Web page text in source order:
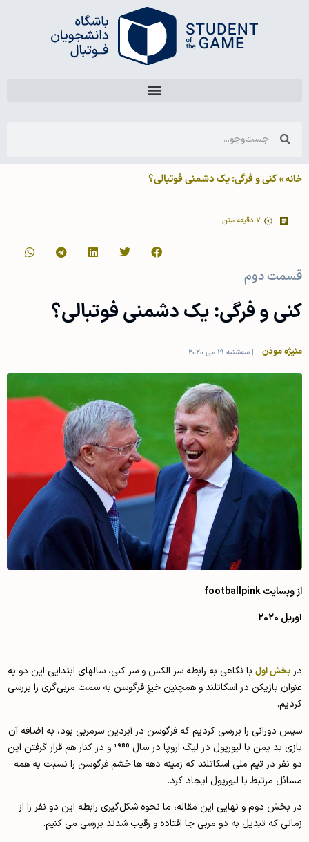
خانه»کنی و فرگی: یک دشمنی فوتبالی؟
7 دقیقه متن
قسمت دوم
کنی و فرگی: یک دشمنی فوتبالی؟
منیژه موذن | سه‌شنبه 19 می 2020
از وبسایتfootballpink
آوریل ۲۰۲۰
در بخش اول با نگاهی به رابطه سر الکس و سر کنی، سالهای ابتدایی این دو به
عنوان بازیکن در اسکاتلند و همچنین خیزِ فرگوسن به سمت مربی‌گری را بررسی
کردیم.
سپس دورانی را بررسی کردیم که فرگوسن در آبردین سرمربی بود، به اضافه آن
بازی بد یمن با لیورپول در لیگ اروپا در سال 1980 و در کنار هم قرار گرفتن این
دو نفر در تیم ملی اسکاتلند که زمینه دهه ها خشم فرگوسن را نسبت به همه
مسائل مرتبط با لیورپول ایجاد کرد.
در بخش دوم و نهایی این مقاله، ما نحوه شکل‌گیری رابطه این دو نفر را از
زمانی که تبدیل به دو مربی جا افتاده و رقیب شدند بررسی می کنیم.